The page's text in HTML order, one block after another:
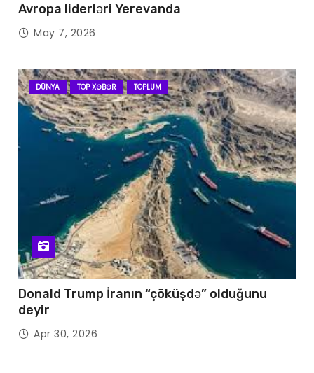
Avropa liderləri Yerevanda
May 7, 2026
DÜNYA TOP XƏBƏR TOPLUM
Donald Trump İranın “çöküşdə” olduğunu
deyir
Apr 30, 2026